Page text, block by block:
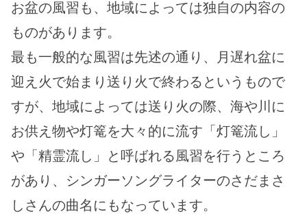
お盆の風習も、地域によっては独自の内容の
ものがあります。
最も一般的な風習は先述の通り、月遅れ盆に
迎え火で始まり送り火で終わるというもので
すが、地域によっては送り火の際、海や川に
お供え物や灯篭を大々的に流す「灯篭流し」
や「精霊流し」と呼ばれる風習を行うところ
があり、シンガーソングライターのさだまさ
しさんの曲名にもなっています。